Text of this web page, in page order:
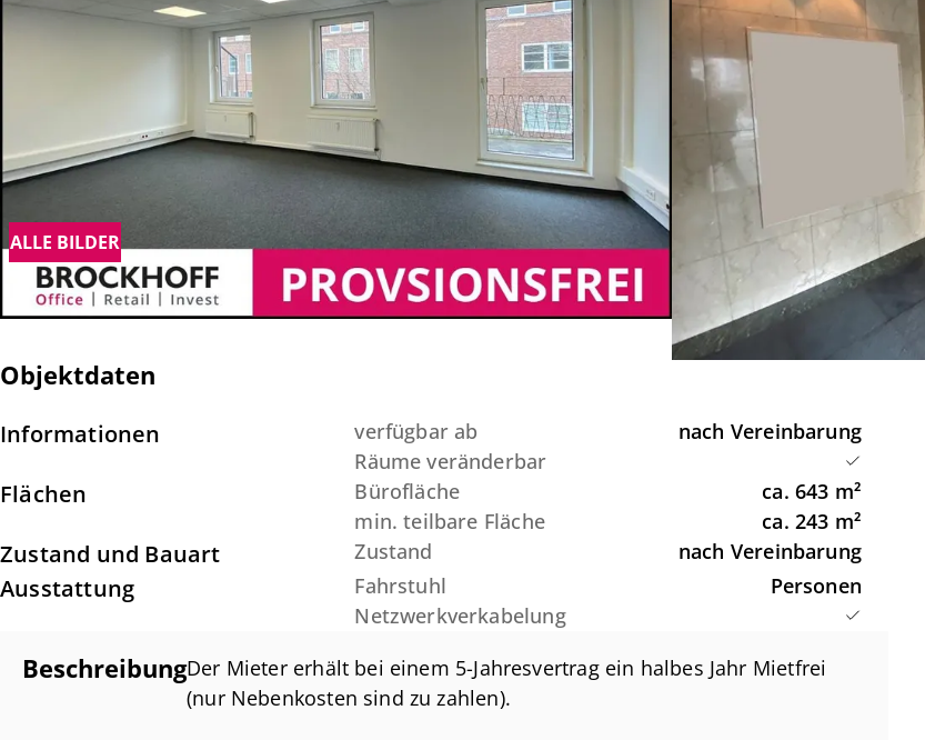
ALLE BILDER
Objektdaten
Informationen verfügbar ab
nach Vereinbarung
Räume veränderbar
Flächen Bürofläche ca. 643 m²
min. teilbare Fläche
ca. 243 m²
Zustand und Bauart Zustand nach Vereinbarung
Ausstattung Fahrstuhl
Personen
Netzwerkverkabelung
BeschreibungDer Mieter erhält bei einem 5-Jahresvertrag ein halbes Jahr Mietfrei
(nur Nebenkosten sind zu zahlen).